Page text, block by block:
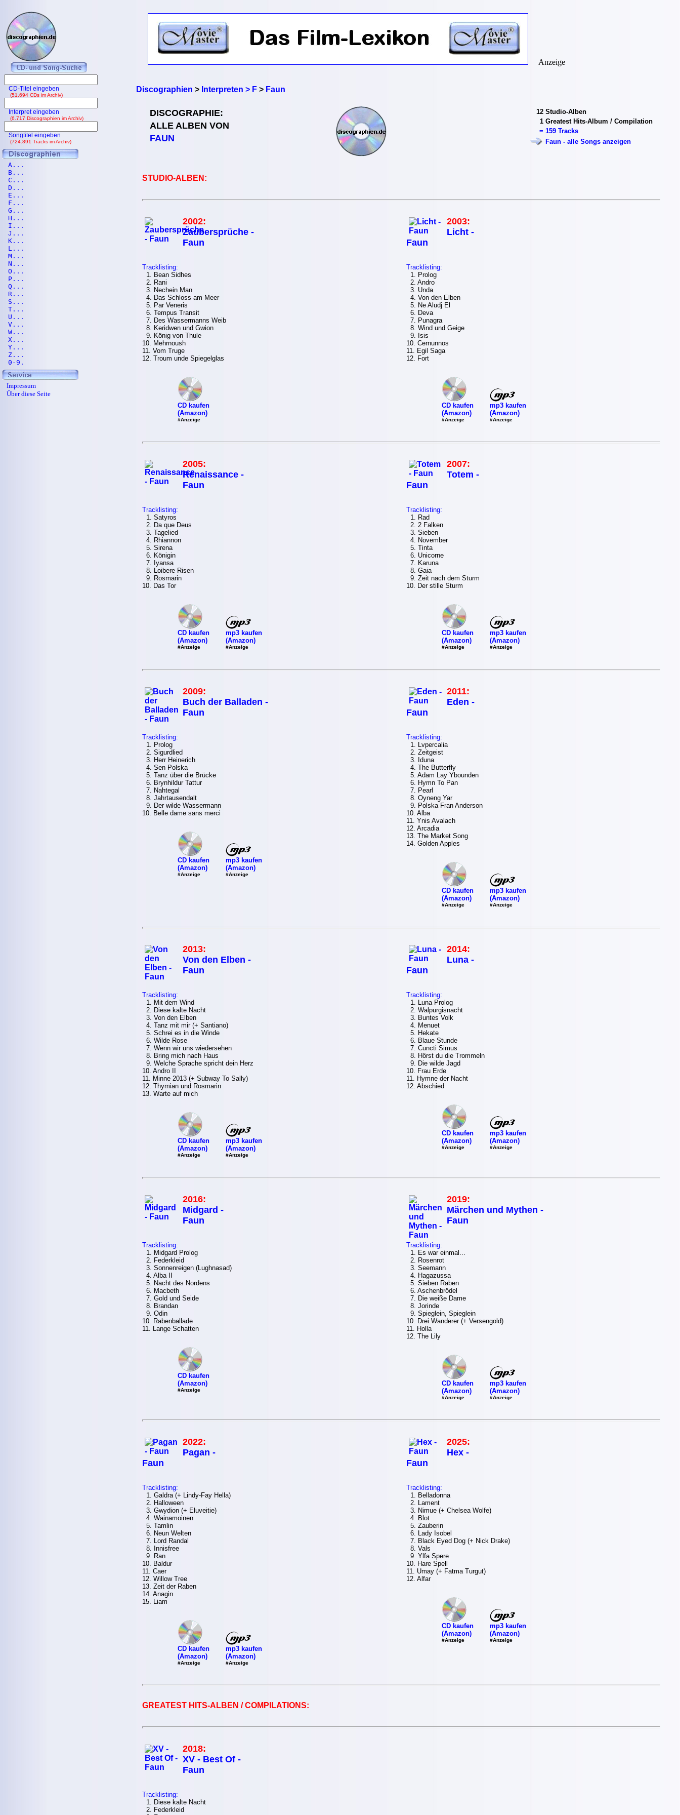
Discographien > Interpreten > F> Faun
DISCOGRAPHIE:
ALLE ALBEN VON
FAUN
12 Studio-Alben
1 Greatest Hits-Album / Compilation
= 159 Tracks
Faun - alle Songs anzeigen
STUDIO-ALBEN:
2002:
Zaubersprüche -
Faun
Tracklisting:
1. Bean Sidhes
2. Rani
3. Nechein Man
4. Das Schloss am Meer
5. Par Veneris
6. Tempus Transit
7. Des Wassermanns Weib
8. Keridwen und Gwion
9. König von Thule
10. Mehrnoush
11. Vom Truge
12. Troum unde Spiegelglas
CD kaufen
(Amazon)
#Anzeige
2003:
Licht -
Faun
Tracklisting:
1. Prolog
2. Andro
3. Unda
4. Von den Elben
5. Ne Aludj El
6. Deva
7. Punagra
8. Wind und Geige
9. Isis
10. Cernunnos
11. Egil Saga
12. Fort
CD kaufen
(Amazon)
#Anzeige
mp3 kaufen
(Amazon)
#Anzeige
2005:
Renaissance -
Faun
Tracklisting:
1. Satyros
2. Da que Deus
3. Tagelied
4. Rhiannon
5. Sirena
6. Königin
7. Iyansa
8. Loibere Risen
9. Rosmarin
10. Das Tor
CD kaufen
(Amazon)
#Anzeige
mp3 kaufen
(Amazon)
#Anzeige
2007:
Totem -
Faun
Tracklisting:
1. Rad
2. 2 Falken
3. Sieben
4. November
5. Tinta
6. Unicorne
7. Karuna
8. Gaia
9. Zeit nach dem Sturm
10. Der stille Sturm
CD kaufen
(Amazon)
#Anzeige
mp3 kaufen
(Amazon)
#Anzeige
2009:
Buch der Balladen -
Faun
Tracklisting:
1. Prolog
2. Sigurdlied
3. Herr Heinerich
4. Sen Polska
5. Tanz über die Brücke
6. Brynhildur Tattur
7. Nahtegal
8. Jahrtausendalt
9. Der wilde Wassermann
10. Belle dame sans merci
CD kaufen
(Amazon)
#Anzeige
mp3 kaufen
(Amazon)
#Anzeige
2011:
Eden -
Faun
Tracklisting:
1. Lvpercalia
2. Zeitgeist
3. Iduna
4. The Butterfly
5. Adam Lay Ybounden
6. Hymn To Pan
7. Pearl
8. Oyneng Yar
9. Polska Fran Anderson
10. Alba
11. Ynis Avalach
12. Arcadia
13. The Market Song
14. Golden Apples
CD kaufen
(Amazon)
#Anzeige
mp3 kaufen
(Amazon)
#Anzeige
2013:
Von den Elben -
Faun
Tracklisting:
1. Mit dem Wind
2. Diese kalte Nacht
3. Von den Elben
4. Tanz mit mir (+ Santiano)
5. Schrei es in die Winde
6. Wilde Rose
7. Wenn wir uns wiedersehen
8. Bring mich nach Haus
9. Welche Sprache spricht dein Herz
10. Andro II
11. Minne 2013 (+ Subway To Sally)
12. Thymian und Rosmarin
13. Warte auf mich
CD kaufen
(Amazon)
#Anzeige
mp3 kaufen
(Amazon)
#Anzeige
2014:
Luna -
Faun
Tracklisting:
1. Luna Prolog
2. Walpurgisnacht
3. Buntes Volk
4. Menuet
5. Hekate
6. Blaue Stunde
7. Cuncti Simus
8. Hörst du die Trommeln
9. Die wilde Jagd
10. Frau Erde
11. Hymne der Nacht
12. Abschied
CD kaufen
(Amazon)
#Anzeige
mp3 kaufen
(Amazon)
#Anzeige
2016:
Midgard -
Faun
Tracklisting:
1. Midgard Prolog
2. Federkleid
3. Sonnenreigen (Lughnasad)
4. Alba II
5. Nacht des Nordens
6. Macbeth
7. Gold und Seide
8. Brandan
9. Odin
10. Rabenballade
11. Lange Schatten
CD kaufen
(Amazon)
#Anzeige
2019:
Märchen und Mythen -
Faun
Tracklisting:
1. Es war einmal...
2. Rosenrot
3. Seemann
4. Hagazussa
5. Sieben Raben
6. Aschenbrödel
7. Die weiße Dame
8. Jorinde
9. Spieglein, Spieglein
10. Drei Wanderer (+ Versengold)
11. Holla
12. The Lily
CD kaufen
(Amazon)
#Anzeige
mp3 kaufen
(Amazon)
#Anzeige
2022:
Pagan -
Faun
Tracklisting:
1. Galdra (+ Lindy-Fay Hella)
2. Halloween
3. Gwydion (+ Eluveitie)
4. Wainamoinen
5. Tamlin
6. Neun Welten
7. Lord Randal
8. Innisfree
9. Ran
10. Baldur
11. Caer
12. Willow Tree
13. Zeit der Raben
14. Anagin
15. Liam
CD kaufen
(Amazon)
#Anzeige
mp3 kaufen
(Amazon)
#Anzeige
2025:
Hex -
Faun
Tracklisting:
1. Belladonna
2. Lament
3. Nimue (+ Chelsea Wolfe)
4. Blot
5. Zauberin
6. Lady Isobel
7. Black Eyed Dog (+ Nick Drake)
8. Vals
9. Ylfa Spere
10. Hare Spell
11. Umay (+ Fatma Turgut)
12. Alfar
CD kaufen
(Amazon)
#Anzeige
mp3 kaufen
(Amazon)
#Anzeige
GREATEST HITS-ALBEN / COMPILATIONS:
2018:
XV - Best Of -
Faun
Tracklisting:
1. Diese kalte Nacht
2. Federkleid
Anzeige
CD-Titel eingeben
(51.694 CDs im Archiv)
Interpret eingeben
(6.717 Discographien im Archiv)
Songtitel eingeben
(724.891 Tracks im Archiv)
A...
B...
C...
D...
E...
F...
G...
H...
I...
J...
K...
L...
M...
N...
O...
P...
Q...
R...
S...
T...
U...
V...
W...
X...
Y...
Z...
0-9.
Impressum
Über diese Seite